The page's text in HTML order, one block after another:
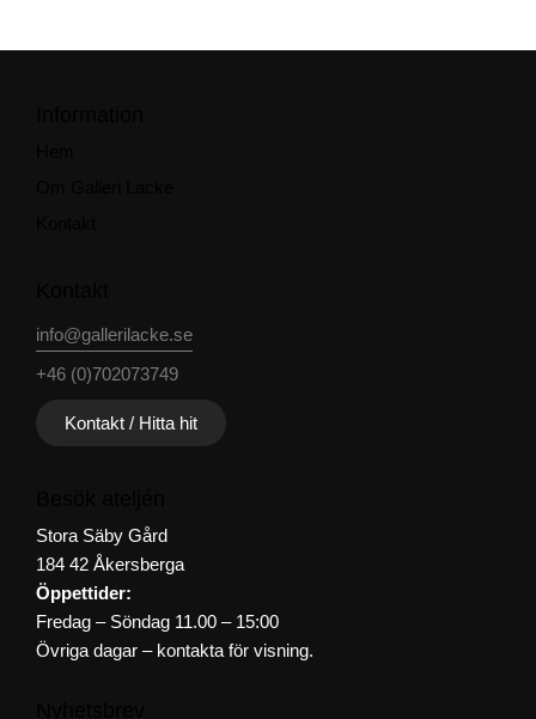
info@gallerilacke.se
+46 (0)702073749
Kontakt / Hitta hit
Stora Säby Gård
184 42 Åkersberga
Öppettider:
Fredag – Söndag 11.00 – 15:00
Övriga dagar – kontakta för visning.